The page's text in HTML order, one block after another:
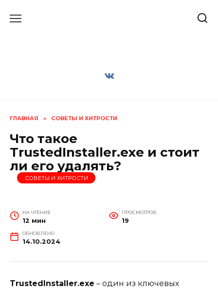
ГЛАВНАЯ » СОВЕТЫ И ХИТРОСТИ
Что такое
TrustedInstaller.exe и стоит
ли его удалять?
СОВЕТЫ И ХИТРОСТИ
НА ЧТЕНИЕ
12 мин
ПРОСМОТРОВ
19
ОБНОВЛЕНО
14.10.2024
TrustedInstaller.exe – один из ключевых